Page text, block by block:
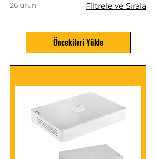
26 ürün Filtrele ve Sırala
Öncekileri Yükle